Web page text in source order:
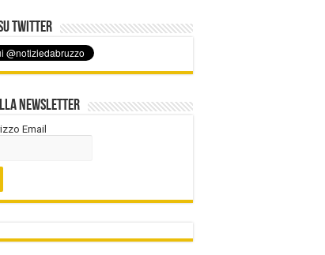
Twitter
Newsletter
Email